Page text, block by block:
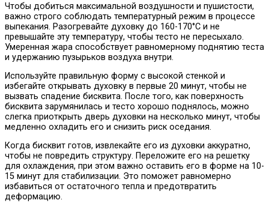
Чтобы добиться максимальной воздушности и пушистости,
важно строго соблюдать температурный режим в процессе
выпекания. Разогревайте духовку до 160-170°C и не
превышайте эту температуру, чтобы тесто не пересыхало.
Умеренная жара способствует равномерному поднятию теста
и удержанию пузырьков воздуха внутри.
Используйте правильную форму с высокой стенкой и
избегайте открывать духовку в первые 20 минут, чтобы не
вызвать спадение бисквита. После того, как поверхность
бисквита зарумянилась и тесто хорошо поднялось, можно
слегка приоткрыть дверь духовки на несколько минут, чтобы
медленно охладить его и снизить риск оседания.
Когда бисквит готов, извлекайте его из духовки аккуратно,
чтобы не повредить структуру. Переложите его на решетку
для охлаждения, при этом важно оставить его в форме на 10-
15 минут для стабилизации. Это поможет равномерно
избавиться от остаточного тепла и предотвратить
деформацию.